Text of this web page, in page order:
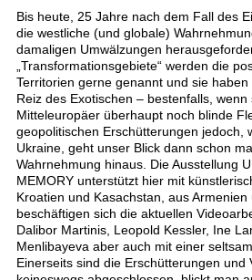
Bis heute, 25 Jahre nach dem Fall des
die westliche (und globale)
damaligen Umwälzungen
„Transformationsgebiete“ werden die
Territorien gerne genannt und sie
Reiz des Exotischen – bestenfalls,
Mitteleuropäer überhaupt noch blinde
geopolitischen Erschütterungen jedoch,
Ukraine, geht unser Blick dann schon
Wahrnehmung hinaus. Die Ausstellung
MEMORY unterstützt hier mit
Kroatien und Kasachstan, aus
beschäftigen sich die aktuellen
Dalibor Martinis, Leopold Kessler, Ine
Menlibayeva aber auch mit einer
Einerseits sind die Erschütterungen und